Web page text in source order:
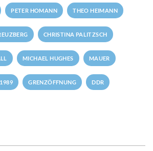
PETER HOMANN THEO HEIMANN
CHRISTINA PALITZSCH
MICHAEL HUGHES MAUER
GRENZÖFFNUNG DDR